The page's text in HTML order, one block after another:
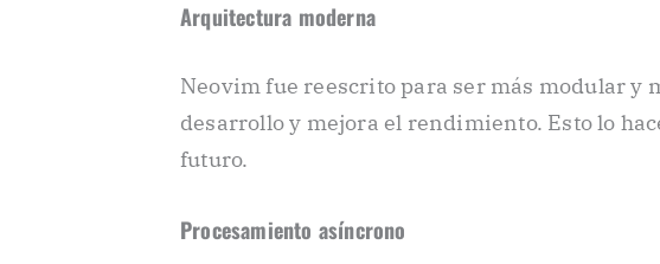
Arquitectura moderna
Neovim fue reescrito para ser más modular y
desarrollo y mejora el rendimiento. Esto lo
futuro.
Procesamiento asíncrono